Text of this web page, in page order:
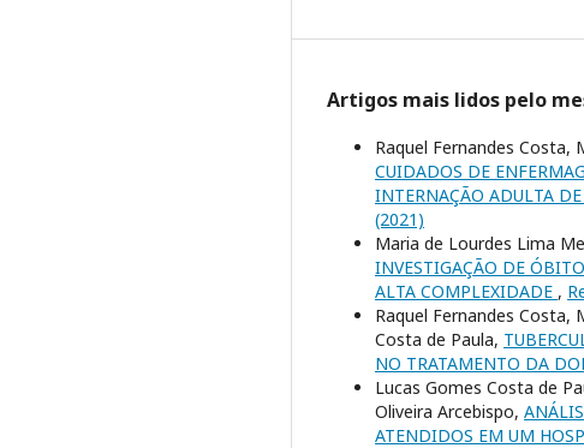
Artigos mais lidos pelo
Raquel Fernandes Costa,
CUIDADOS DE
INTERNAÇÃO ADULTA
(2021)
Maria de Lourdes Lima
INVESTIGAÇÃO DE
ALTA COMPLEXIDADE ,
Raquel Fernandes Costa,
Costa de Paula,
NO TRATAMENTO DA
Lucas Gomes Costa de
Oliveira Arcebispo,
ATENDIDOS EM UM